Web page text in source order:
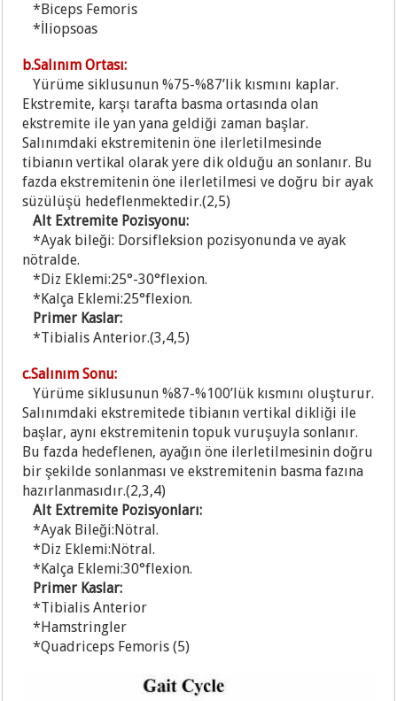
*Biceps Femoris
*İliopsoas
b.Salınım Ortası:
Yürüme siklusunun %75-%87’lik kısmını kaplar.
Ekstremite, karşı tarafta basma ortasında olan
ekstremite ile yan yana geldiği zaman başlar.
Salınımdaki ekstremitenin öne ilerletilmesinde
tibianın vertikal olarak yere dik olduğu an sonlanır. Bu
fazda ekstremitenin öne ilerletilmesi ve doğru bir ayak
süzülüşü hedeflenmektedir.(2,5)
Alt Extremite Pozisyonu:
*Ayak bileği: Dorsifleksion pozisyonunda ve ayak
nötralde.
*Diz Eklemi:25°-30°flexion.
*Kalça Eklemi:25°flexion.
Primer Kaslar:
*Tibialis Anterior.(3,4,5)
c.Salınım Sonu:
Yürüme siklusunun %87-%100’lük kısmını oluşturur.
Salınımdaki ekstremitede tibianın vertikal dikliği ile
başlar, aynı ekstremitenin topuk vuruşuyla sonlanır.
Bu fazda hedeflenen, ayağın öne ilerletilmesinin doğru
bir şekilde sonlanması ve ekstremitenin basma fazına
hazırlanmasıdır.(2,3,4)
Alt Extremite Pozisyonları:
*Ayak Bileği:Nötral.
*Diz Eklemi:Nötral.
*Kalça Eklemi:30°flexion.
Primer Kaslar:
*Tibialis Anterior
*Hamstringler
*Quadriceps Femoris (5)